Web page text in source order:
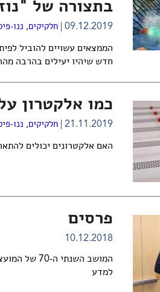
בתצורה של
09.12.2019 חלקיקים, ננו-
הממצאים עשויים להוביל
חדש שיהיו יעילים בהרבה
כמו אלקטרון
21.11.2019 חלקיקים, ננו-
האם אלקטרונים יכולים
פרסים
10.12.2018
המושב השנתי
למדע